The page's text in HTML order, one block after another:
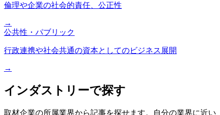
倫理や企業の社会的責任、公正性
→
公共性・パブリック
行政連携や社会共通の資本としてのビジネス展開
→
インダストリーで探す
取材企業の所属業界から記事を探せます。自分の業界に近い